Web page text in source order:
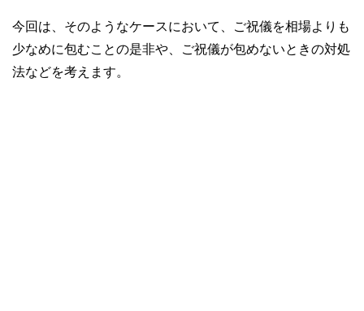
今回は、そのようなケースにおいて、ご祝儀を相場よりも
少なめに包むことの是非や、ご祝儀が包めないときの対処
法などを考えます。